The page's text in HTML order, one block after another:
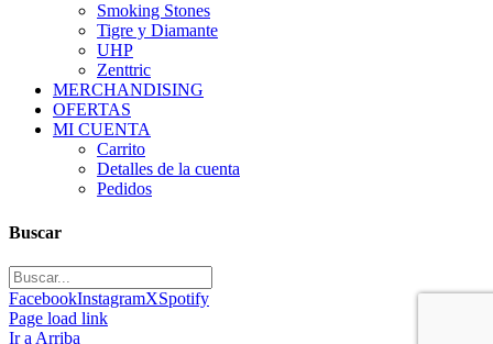
Smoking Stones
Tigre y Diamante
UHP
Zenttric
MERCHANDISING
OFERTAS
MI CUENTA
Carrito
Detalles de la cuenta
Pedidos
Buscar
FacebookInstagramXSpotify
Page load link
Ir a Arriba